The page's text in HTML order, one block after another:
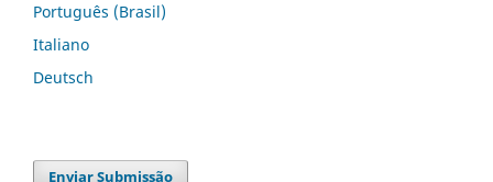
Português (Brasil)
Italiano
Deutsch
Enviar Submissão